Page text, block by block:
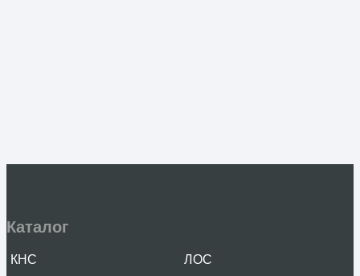
Каталог
КНС ЛОС